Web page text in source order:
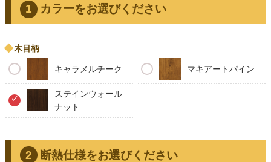
カラーをお選びください
木目柄
キャラメルチーク マキアートパイン
ステインウォール
ナット
断熱仕様をお選びください